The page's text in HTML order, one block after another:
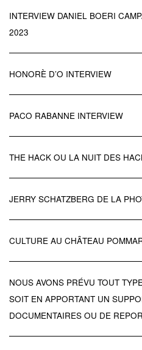
INTERVIEW DANIEL BOERI
2023
HONORÈ D’O INTERVIEW
PACO RABANNE INTERVIEW
THE HACK OU LA NUIT DES
JERRY SCHATZBERG DE LA
CULTURE AU CHÂTEAU
NOUS AVONS PRÉVU TOUT
SOIT EN APPORTANT UN
DOCUMENTAIRES OU DE